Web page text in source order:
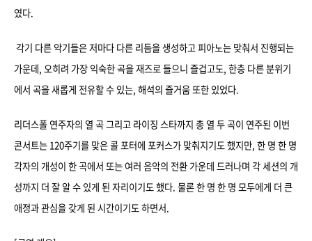
였다.
각기 다른 악기들은 저마다 다른 리듬을 생성하고 피아노는 맞춰서 진행되는
가운데, 오히려 가장 익숙한 곡을 재즈로 들으니 즐겁고도, 한층 다른 분위기
에서 곡을 새롭게 전유할 수 있는, 해석의 즐거움 또한 있었다.
리더스폴 연주자의 열 곡 그리고 라이징 스타까지 총 열 두 곡이 연주된 이번
콘서트는 120주기를 맞은 콜 포터에 포커스가 맞춰지기도 했지만, 한 명 한 명
각자의 개성이 한 곡에서 또는 여러 음악의 전환 가운데 드러나며 각 세션의 개
성까지 더 잘 알 수 있게 된 자리이기도 했다. 물론 한 명 한 명 모두에게 더 큰
애정과 관심을 갖게 된 시간이기도 하면서.